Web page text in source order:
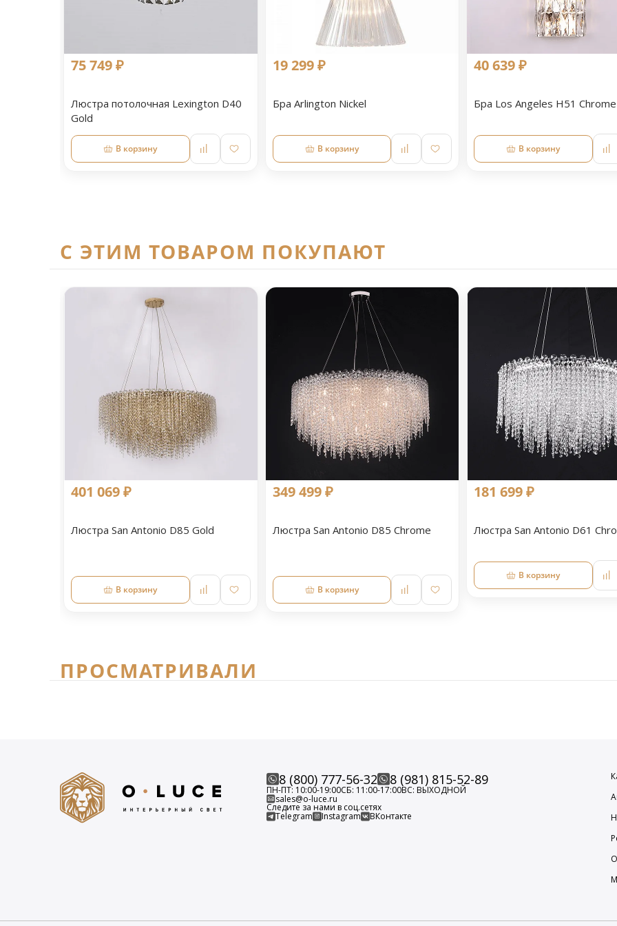
75 749 ₽
Люстра потолочная Lexington D40
Gold
В корзину
19 299 ₽
Бра Arlington Nickel
В корзину
40 639 ₽
Бра Los Angeles H51 Chrome
В корзину
C ЭТИМ ТОВАРОМ ПОКУПАЮТ
401 069 ₽
Люстра San Antonio D85 Gold
В корзину
349 499 ₽
Люстра San Antonio D85 Chrome
В корзину
181 699 ₽
Люстра San Antonio D61
В корзину
ПРОСМАТРИВАЛИ
8 (800) 777-56-32 8 (981) 815-52-89
ПН-ПТ: 10:00-19:00СБ: 11:00-17:00ВС: ВЫХОДНОЙ
sales@o-luce.ru
Следите за нами в соц.сетях
Telegram Instagram ВКонтакте